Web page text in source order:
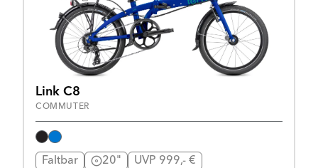
Link C8
COMMUTER
Faltbar 20" UVP 999,- €